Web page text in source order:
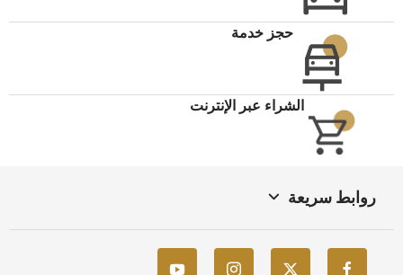
حجز خدمة
الشراء عبر الإنترنت
روابط سريعة